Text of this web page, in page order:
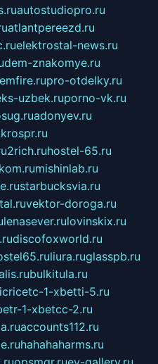
autostudiopro.ru
atlantpereezd.ru
elektrostal-news.ru
znakomye.ru
emfire.rupro-otdelky.ru
uzbek.ruporno-vk.ru
adonyev.ru
krospr.ru
2rich.ruhostel-65.ru
mishinlab.ru
starbucksvia.ru
vektor-doroga.ru
lenasever.rulovinskix.ru
discofoxworld.ru
liura.ruglasspb.ru
bulkitula.ru
1-xbetti-5.ru
1-xbetcc-2.ru
accounts112.ru
hahahaharms.ru